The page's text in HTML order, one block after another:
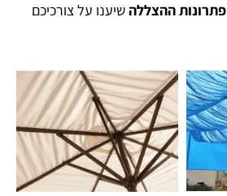
פתרונות ההצללהשיענו על צורכיכם